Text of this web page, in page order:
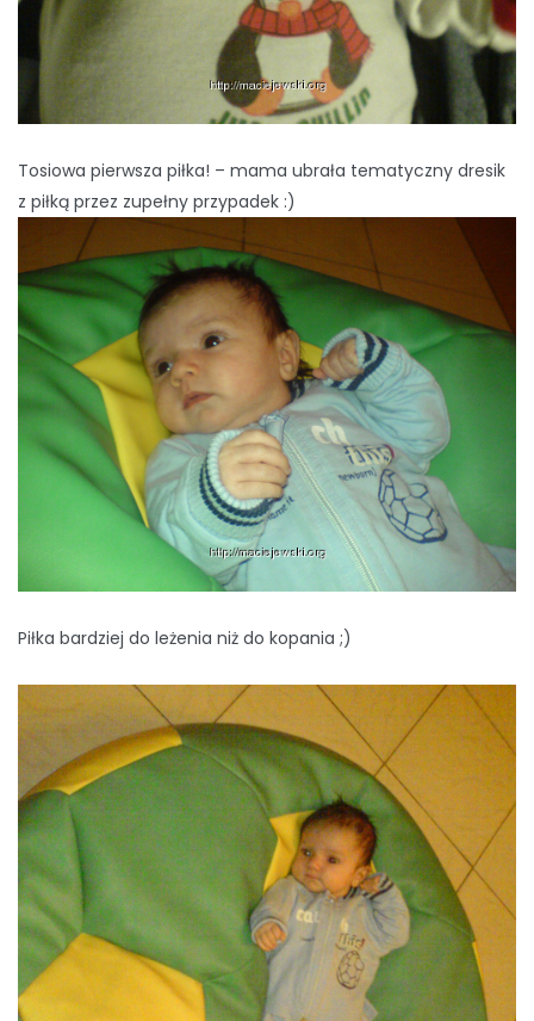
Tosiowa pierwsza piłka! – mama ubrała tematyczny dresik
z piłką przez zupełny przypadek :)
Piłka bardziej do leżenia niż do kopania ;)